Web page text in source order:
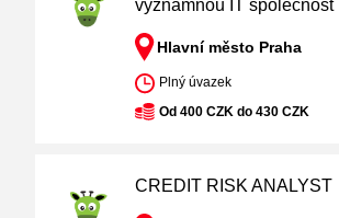
významnou IT společnost
Hlavní město Praha
Plný úvazek
Od 400 CZK do 430 CZK
CREDIT RISK ANALYST